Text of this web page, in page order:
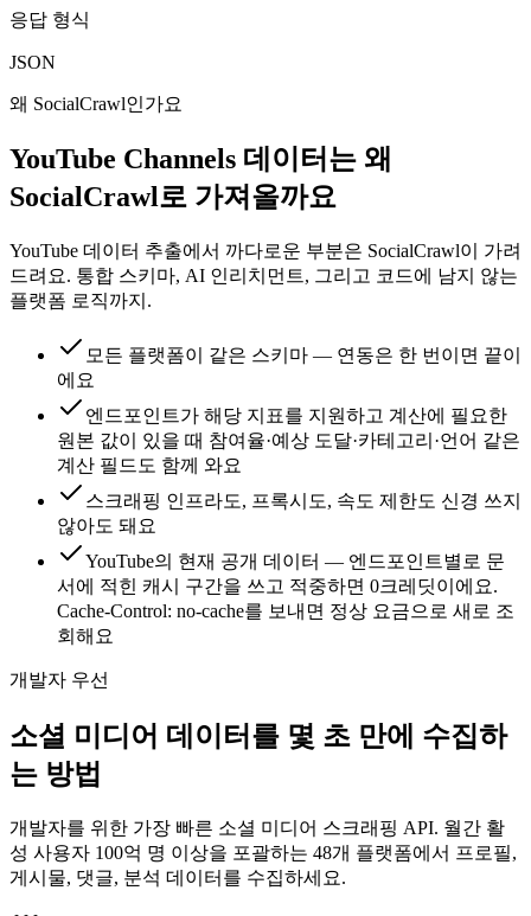
응답 형식
JSON
왜 SocialCrawl인가요
YouTube Channels 데이터는 왜
SocialCrawl로 가져올까요
YouTube 데이터 추출에서 까다로운 부분은 SocialCrawl이 가려
드려요. 통합 스키마, AI 인리치먼트, 그리고 코드에 남지 않는
플랫폼 로직까지.
모든 플랫폼이 같은 스키마 — 연동은 한 번이면 끝이
에요
엔드포인트가 해당 지표를 지원하고 계산에 필요한
원본 값이 있을 때 참여율·예상 도달·카테고리·언어 같은
계산 필드도 함께 와요
스크래핑 인프라도, 프록시도, 속도 제한도 신경 쓰지
않아도 돼요
YouTube의 현재 공개 데이터 — 엔드포인트별로 문
서에 적힌 캐시 구간을 쓰고 적중하면 0크레딧이에요.
Cache-Control: no-cache를 보내면 정상 요금으로 새로 조
회해요
개발자 우선
소셜 미디어 데이터를 몇 초 만에 수집하
는 방법
개발자를 위한 가장 빠른 소셜 미디어 스크래핑 API. 월간 활
성 사용자 100억 명 이상을 포괄하는 48개 플랫폼에서 프로필,
게시물, 댓글, 분석 데이터를 수집하세요.